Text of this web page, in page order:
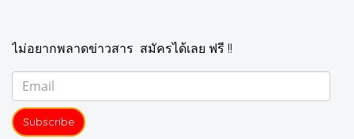
ไม่อยากพลาดข่าวสาร สมัครได้เลย ฟรี !!
Subscribe